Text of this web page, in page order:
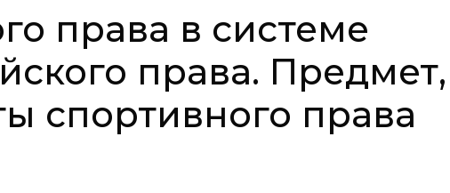
права в системе
права. Предмет,
спортивного права